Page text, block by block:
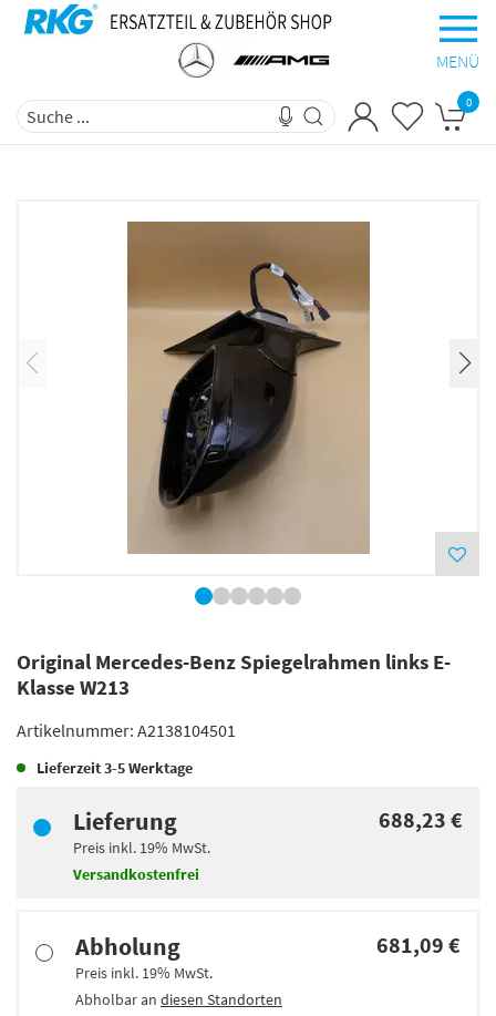
MENÜ
0
Original Mercedes-Benz Spiegelrahmen links E-
Klasse W213
Artikelnummer: A2138104501
Lieferzeit3-5 Werktage
Lieferung
Preis inkl. 19% MwSt.
Versandkostenfrei
688,23 €
Abholung
Preis inkl. 19% MwSt.
Abholbar an diesen Standorten
681,09 €